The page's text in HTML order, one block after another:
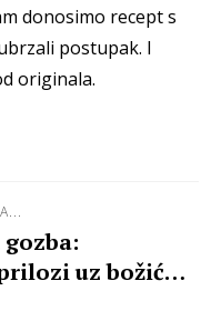
donosimo recept s
postupak. I
originala.
uz božićna